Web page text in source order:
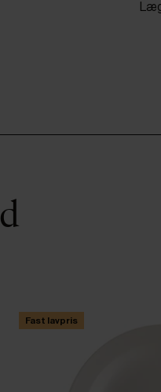
Fast lavpris